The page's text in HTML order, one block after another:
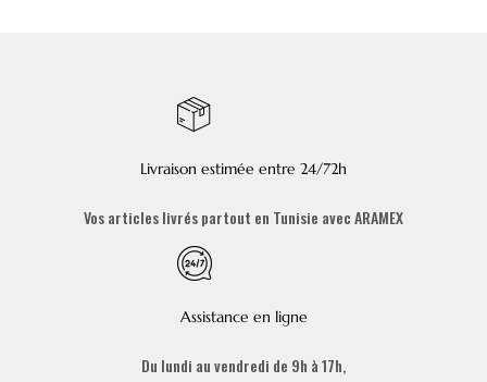
Livraison estimée entre 24/72h
Vos articles livrés partout en Tunisie avec ARAMEX
Assistance en ligne
Du lundi au vendredi de 9h à 17h,